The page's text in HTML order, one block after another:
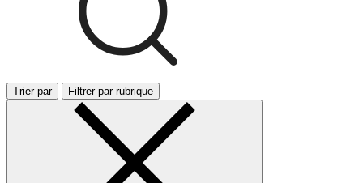
Trier par Filtrer par rubrique